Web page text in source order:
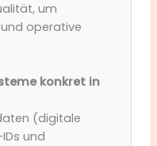
um
operative
konkret in
(digitale
und